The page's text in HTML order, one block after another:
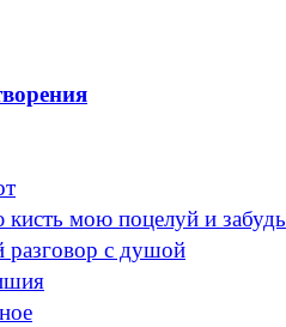
мою поцелуй и забудь
разговор с душой